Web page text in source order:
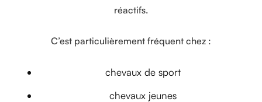
réactifs.
C’est particulièrement fréquent chez :
chevaux de sport
chevaux jeunes